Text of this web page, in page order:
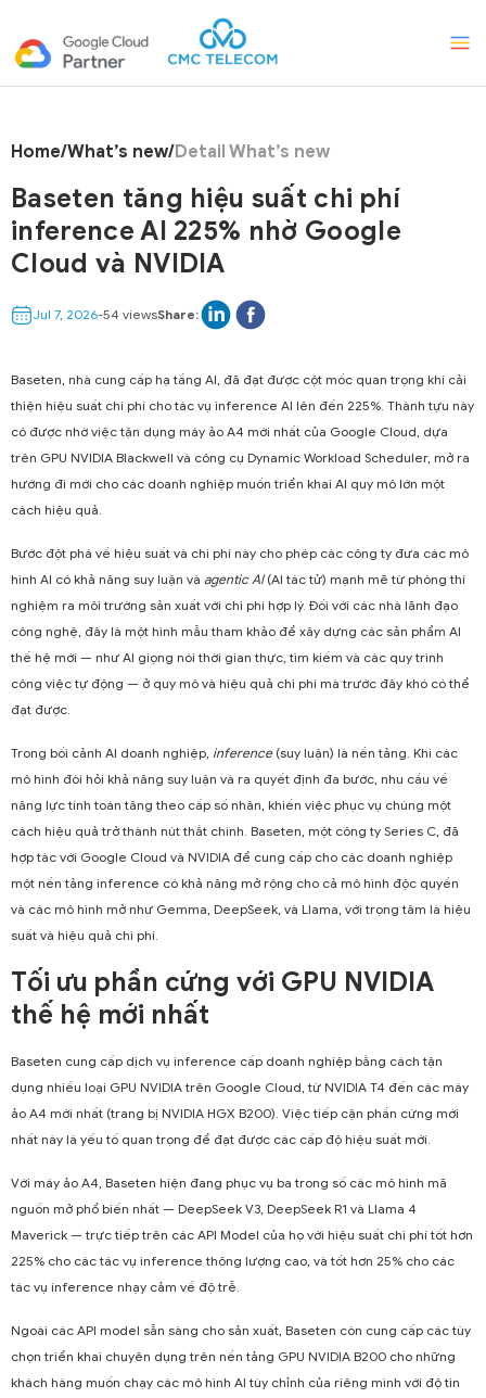
Home/What’s new/Detail What’s new
Baseten tăng hiệu suất chi phí
inference AI 225% nhờ Google
Cloud và NVIDIA
Jul 7, 2026-54 viewsShare:
Baseten, nhà cung cấp hạ tầng AI, đã đạt được cột mốc quan trọng khi cải
thiện hiệu suất chi phí cho tác vụ inference AI lên đến 225%. Thành tựu này
có được nhờ việc tận dụng máy ảo A4 mới nhất của Google Cloud, dựa
trên GPU NVIDIA Blackwell và công cụ Dynamic Workload Scheduler, mở ra
hướng đi mới cho các doanh nghiệp muốn triển khai AI quy mô lớn một
cách hiệu quả.
Bước đột phá về hiệu suất và chi phí này cho phép các công ty đưa các mô
hình AI có khả năng suy luận và agentic AI(AI tác tử) mạnh mẽ từ phòng thí
nghiệm ra môi trường sản xuất với chi phí hợp lý. Đối với các nhà lãnh đạo
công nghệ, đây là một hình mẫu tham khảo để xây dựng các sản phẩm AI
thế hệ mới — như AI giọng nói thời gian thực, tìm kiếm và các quy trình
công việc tự động — ở quy mô và hiệu quả chi phí mà trước đây khó có thể
đạt được.
Trong bối cảnh AI doanh nghiệp, inference(suy luận) là nền tảng. Khi các
mô hình đòi hỏi khả năng suy luận và ra quyết định đa bước, nhu cầu về
năng lực tính toán tăng theo cấp số nhân, khiến việc phục vụ chúng một
cách hiệu quả trở thành nút thắt chính. Baseten, một công ty Series C, đã
hợp tác với Google Cloud và NVIDIA để cung cấp cho các doanh nghiệp
một nền tảng inference có khả năng mở rộng cho cả mô hình độc quyền
và các mô hình mở như Gemma, DeepSeek, và Llama, với trọng tâm là hiệu
suất và hiệu quả chi phí.
Tối ưu phần cứng với GPU NVIDIA
thế hệ mới nhất
Baseten cung cấp dịch vụ inference cấp doanh nghiệp bằng cách tận
dụng nhiều loại GPU NVIDIA trên Google Cloud, từ NVIDIA T4 đến các máy
ảo A4 mới nhất (trang bị NVIDIA HGX B200). Việc tiếp cận phần cứng mới
nhất này là yếu tố quan trọng để đạt được các cấp độ hiệu suất mới.
Với máy ảo A4, Baseten hiện đang phục vụ ba trong số các mô hình mã
nguồn mở phổ biến nhất — DeepSeek V3, DeepSeek R1 và Llama 4
Maverick — trực tiếp trên các API Model của họ với hiệu suất chi phí tốt hơn
225% cho các tác vụ inference thông lượng cao, và tốt hơn 25% cho các
tác vụ inference nhạy cảm về độ trễ.
Ngoài các API model sẵn sàng cho sản xuất, Baseten còn cung cấp các tùy
chọn triển khai chuyên dụng trên nền tảng GPU NVIDIA B200 cho những
khách hàng muốn chạy các mô hình AI tùy chỉnh của riêng mình với độ tin